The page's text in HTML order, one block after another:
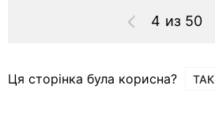
4 из 50
Ця сторінка була корисна? ТАК